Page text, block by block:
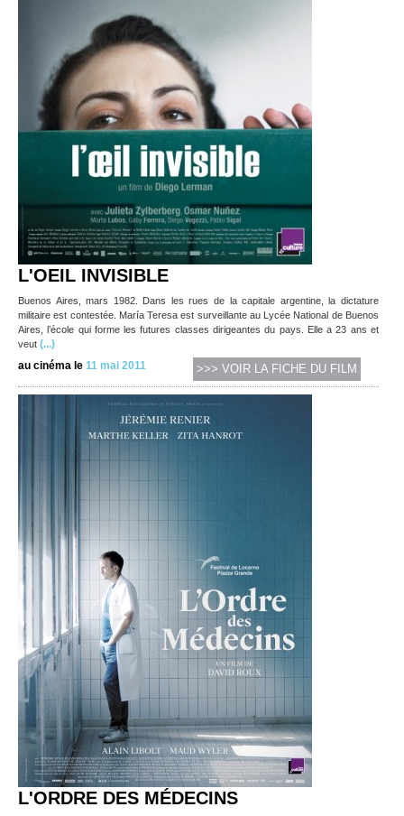
L'OEIL INVISIBLE
Buenos Aires, mars 1982. Dans les rues de la capitale argentine, la dictature
militaire est contestée. María Teresa est surveillante au Lycée National de Buenos
Aires, l’école qui forme les futures classes dirigeantes du pays. Elle a 23 ans et
veut (...)
au cinéma le 11 mai 2011 >>> VOIR LA FICHE DU FILM
L'ORDRE DES MÉDECINS